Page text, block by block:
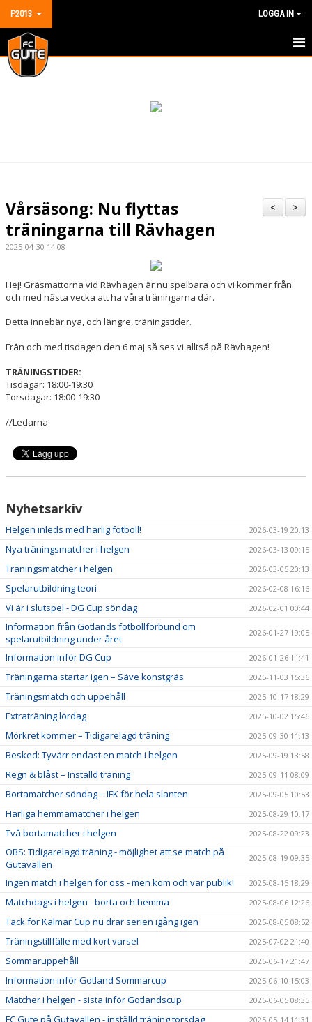
P2013 LOGGA IN
HEM
BILDGALLERI
DOKUMENT
KONTAKT
>
<
Vårsäsong: Nu flyttas
träningarna till Rävhagen
2025-04-30 14:08
Hej! Gräsmattorna vid Rävhagen är nu spelbara och vi kommer från
och med nästa vecka att ha våra träningarna där.
Detta innebär nya, och längre, träningstider.
Från och med tisdagen den 6 maj så ses vi alltså på Rävhagen!
TRÄNINGSTIDER:
Tisdagar: 18:00-19:30
Torsdagar: 18:00-19:30
//Ledarna
Nyhetsarkiv
Helgen inleds med härlig fotboll! 2026-03-19 20:13
Nya träningsmatcher i helgen 2026-03-13 09:15
Träningsmatcher i helgen 2026-03-05 20:13
Spelarutbildning teori 2026-02-08 16:16
Vi är i slutspel - DG Cup söndag 2026-02-01 00:44
Information från Gotlands fotbollförbund om
spelarutbildning under året
2026-01-27 19:05
Information inför DG Cup 2026-01-26 11:41
Träningarna startar igen – Säve konstgräs 2025-11-03 15:36
Träningsmatch och uppehåll 2025-10-17 18:29
Extraträning lördag 2025-10-02 15:46
Mörkret kommer – Tidigarelagd träning 2025-09-30 11:13
Besked: Tyvärr endast en match i helgen 2025-09-19 13:58
Regn & blåst – Inställd träning 2025-09-11 08:09
Bortamatcher söndag – IFK för hela slanten 2025-09-05 10:53
Härliga hemmamatcher i helgen 2025-08-29 10:17
Två bortamatcher i helgen 2025-08-22 09:23
OBS: Tidigarelagd träning - möjlighet att se match på
Gutavallen
2025-08-19 09:35
Ingen match i helgen för oss - men kom och var publik! 2025-08-15 18:29
Matchdags i helgen - borta och hemma 2025-08-06 12:26
Tack för Kalmar Cup nu drar serien igång igen 2025-08-05 08:52
Träningstillfälle med kort varsel 2025-07-02 21:40
Sommaruppehåll 2025-06-17 21:47
Information inför Gotland Sommarcup 2025-06-10 15:03
Matcher i helgen - sista inför Gotlandscup 2025-06-05 08:35
FC Gute på Gutavallen - inställd träning torsdag 2025-05-14 11:31